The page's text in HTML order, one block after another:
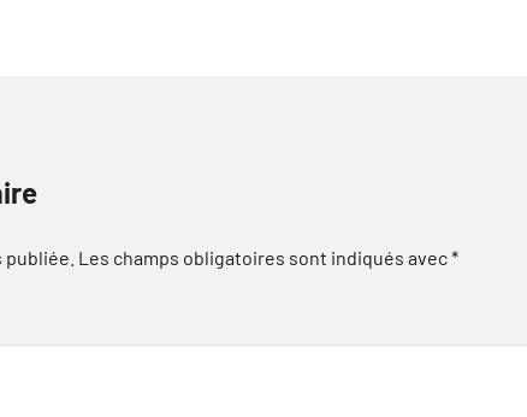
Les champs obligatoires sont indiqués avec*